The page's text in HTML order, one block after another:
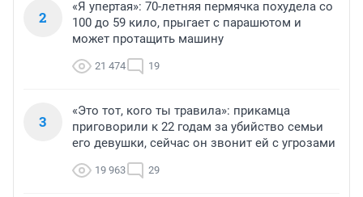
2
«Я упертая»: 70-летняя пермячка похудела со
100 до 59 кило, прыгает с парашютом и
может протащить машину
21 474 19
3
«Это тот, кого ты травила»: прикамца
приговорили к 22 годам за убийство семьи
его девушки, сейчас он звонит ей с угрозами
19 963 29